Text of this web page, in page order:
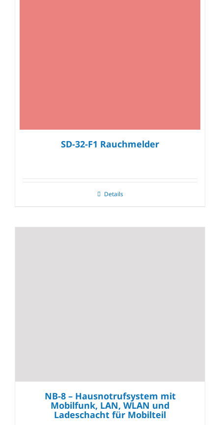
SD-32-F1 Rauchmelder
Details
NB-8 – Hausnotrufsystem mit
Mobilfunk, LAN, WLAN und
Ladeschacht für Mobilteil